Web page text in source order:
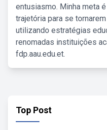
entusiasmo. Minha meta
trajetória para se
utilizando estratégias
renomadas instituições
fdp.aau.edu.et.
Top Post